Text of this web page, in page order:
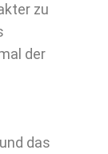
zu
der
das